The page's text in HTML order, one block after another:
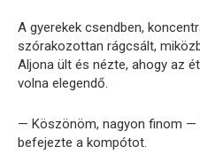
A gyerekek csendben,
szórakozottan rágcsált,
Aljona ült és nézte, ahogy az
volna elegendő.
— Köszönöm, nagyon finom —
befejezte a kompótot.